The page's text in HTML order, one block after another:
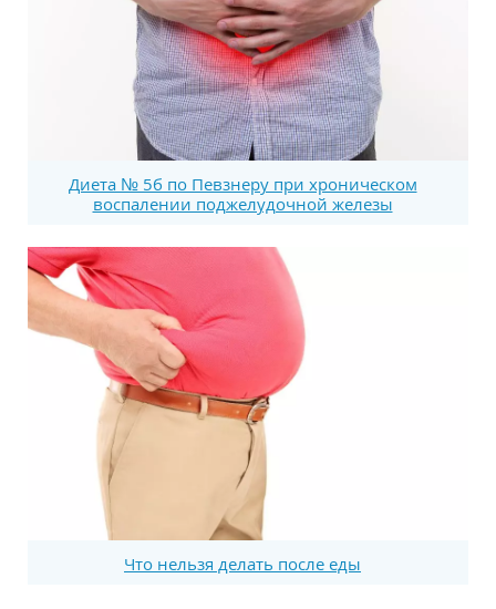
Диета № 5б по Певзнеру при хроническом
воспалении поджелудочной железы
Что нельзя делать после еды